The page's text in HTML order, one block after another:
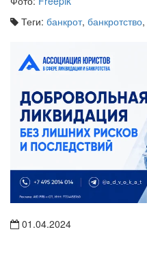
Теги: банкрот, банкротство,
01.04.2024